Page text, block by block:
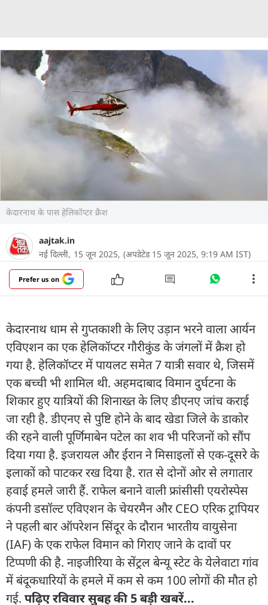
केदारनाथ के पास हेलिकॉप्टर क्रैश
aajtak.in
नई दिल्ली, 15 जून 2025, (अपडेटेड 15 जून 2025, 9:19 AM IST)
Prefer us on
केदारनाथ धाम से गुप्तकाशी के लिए उड़ान भरने वाला आर्यन
एविएशन का एक हेलिकॉप्टर गौरीकुंड के जंगलों में क्रैश हो
गया है. हेलिकॉप्टर में पायलट समेत 7 यात्री सवार थे, जिसमें
एक बच्ची भी शामिल थी. अहमदाबाद विमान दुर्घटना के
शिकार हुए यात्रियों की शिनाख्त के लिए डीएनए जांच कराई
जा रही है. डीएनए से पुष्टि होने के बाद खेडा जिले के डाकोर
की रहने वाली पूर्णिमाबेन पटेल का शव भी परिजनों को सौंप
दिया गया है. इजरायल और ईरान ने मिसाइलों से एक-दूसरे के
इलाकों को पाटकर रख दिया है. रात से दोनों ओर से लगातार
हवाई हमले जारी हैं. राफेल बनाने वाली फ्रांसीसी एयरोस्पेस
कंपनी डसॉल्ट एविएशन के चेयरमैन और CEO एरिक ट्रापियर
ने पहली बार ऑपरेशन सिंदूर के दौरान भारतीय वायुसेना
(IAF) के एक राफेल विमान को गिराए जाने के दावों पर
टिप्पणी की है. नाइजीरिया के सेंट्रल बेन्यू स्टेट के येलेवाटा गांव
में बंदूकधारियों के हमले में कम से कम 100 लोगों की मौत हो
गई. पढ़िए रविवार सुबह की 5 बड़ी खबरें...